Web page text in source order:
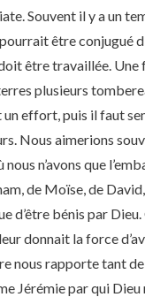
Souvent il y a un
être conjugué
être travaillée.
plusieurs
effort, puis il faut
Nous aimerions
n’avons que
de Moïse, de
d’être bénis par
donnait la force
nous rapporte tant
Jérémie par qui Dieu